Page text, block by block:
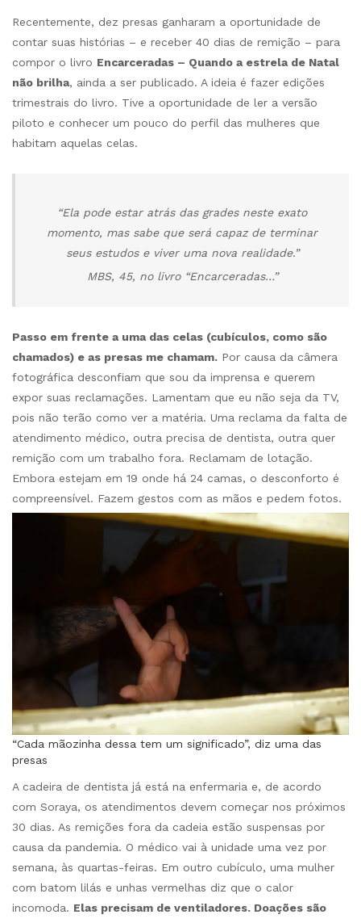
Recentemente, dez presas ganharam a oportunidade de
contar suas histórias – e receber 40 dias de remição – para
compor o livro Encarceradas – Quando a estrela de Natal
não brilha, ainda a ser publicado. A ideia é fazer edições
trimestrais do livro. Tive a oportunidade de ler a versão
piloto e conhecer um pouco do perfil das mulheres que
habitam aquelas celas.
“Ela pode estar atrás das grades neste exato
momento, mas sabe que será capaz de terminar
seus estudos e viver uma nova realidade.”
MBS, 45, no livro “Encarceradas…”
Passo em frente a uma das celas (cubículos, como são
chamados) e as presas me chamam. Por causa da câmera
fotográfica desconfiam que sou da imprensa e querem
expor suas reclamações. Lamentam que eu não seja da TV,
pois não terão como ver a matéria. Uma reclama da falta de
atendimento médico, outra precisa de dentista, outra quer
remição com um trabalho fora. Reclamam de lotação.
Embora estejam em 19 onde há 24 camas, o desconforto é
compreensível. Fazem gestos com as mãos e pedem fotos.
“Cada mãozinha dessa tem um significado”, diz uma das
presas
A cadeira de dentista já está na enfermaria e, de acordo
com Soraya, os atendimentos devem começar nos próximos
30 dias. As remições fora da cadeia estão suspensas por
causa da pandemia. O médico vai à unidade uma vez por
semana, às quartas-feiras. Em outro cubículo, uma mulher
com batom lilás e unhas vermelhas diz que o calor
incomoda. Elas precisam de ventiladores. Doações são